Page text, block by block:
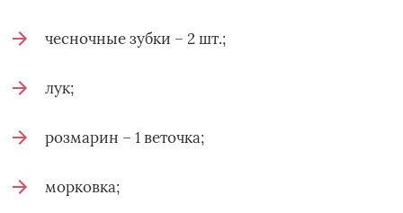
чесночные зубки – 2 шт.;
лук;
розмарин – 1 веточка;
морковка;